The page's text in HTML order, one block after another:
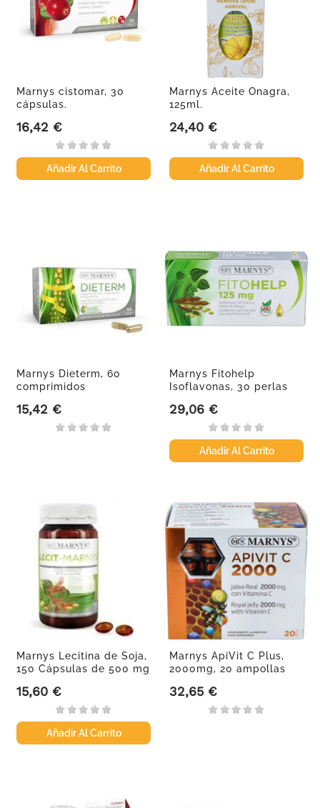
Marnys cistomar, 30
cápsulas.
Precio
16,42 €
Añadir Al Carrito
Marnys Aceite Onagra,
125ml.
Precio
24,40 €
Añadir Al Carrito
Marnys Dieterm, 60
comprimidos
Precio
15,42 €
Marnys Fitohelp
Isoflavonas, 30 perlas
Precio
29,06 €
Añadir Al Carrito
Marnys Lecitina de Soja,
150 Cápsulas de 500 mg
Precio
15,60 €
Añadir Al Carrito
Marnys ApiVit C Plus,
2000mg, 20 ampollas
Precio
32,65 €